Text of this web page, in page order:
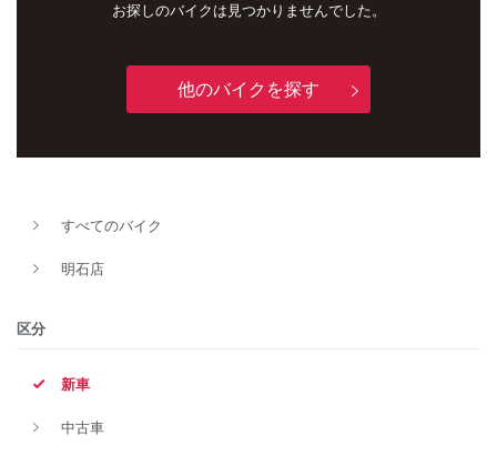
お探しのバイクは見つかりませんでした。
他のバイクを探す
すべてのバイク
明石店
区分
新車
中古車
新車
タイプ